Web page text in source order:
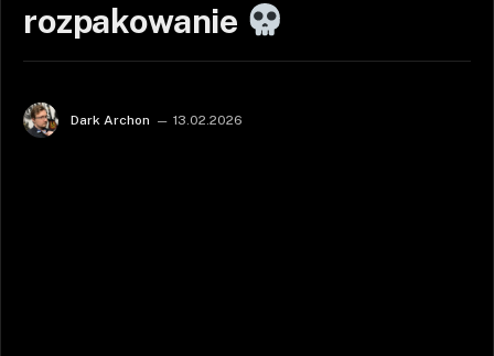
rozpakowanie
Dark Archon 13.02.2026